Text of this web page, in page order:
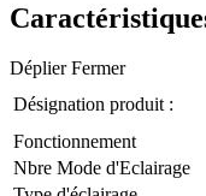
Déplier Fermer
Désignation produit :
Fonctionnement
Nbre Mode d'Eclairage